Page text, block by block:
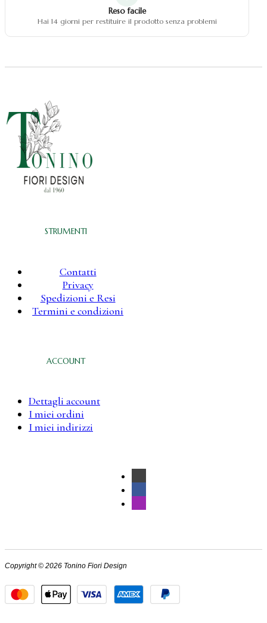
Reso facile
Hai 14 giorni per restituire il prodotto senza problemi
STRUMENTI
Contatti
Privacy
Spedizioni e Resi
Termini e condizioni
ACCOUNT
Dettagli account
I miei ordini
I miei indirizzi
Copyright © 2026 Tonino Fiori Design